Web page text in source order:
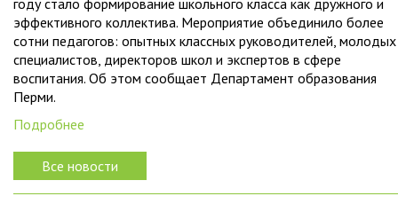
году стало формирование школьного класса как дружного и
эффективного коллектива. Мероприятие объединило более
сотни педагогов: опытных классных руководителей, молодых
специалистов, директоров школ и экспертов в сфере
воспитания. Об этом сообщает Департамент образования
Перми.
Подробнее
Все новости